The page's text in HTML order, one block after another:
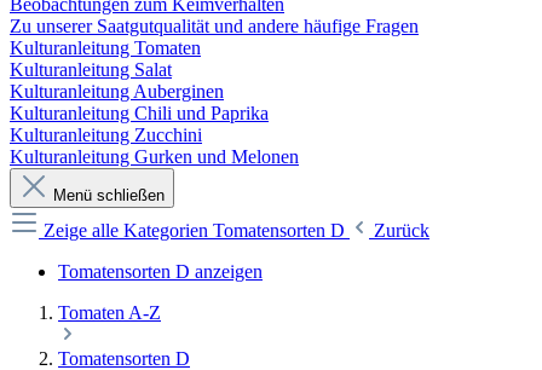
Beobachtungen zum Keimverhalten
Zu unserer Saatgutqualität und andere häufige Fragen
Kulturanleitung Tomaten
Kulturanleitung Salat
Kulturanleitung Auberginen
Kulturanleitung Chili und Paprika
Kulturanleitung Zucchini
Kulturanleitung Gurken und Melonen
Menü schließen
Zeige alle Kategorien Tomatensorten D
Zurück
Tomatensorten D anzeigen
Tomaten A-Z
Tomatensorten D